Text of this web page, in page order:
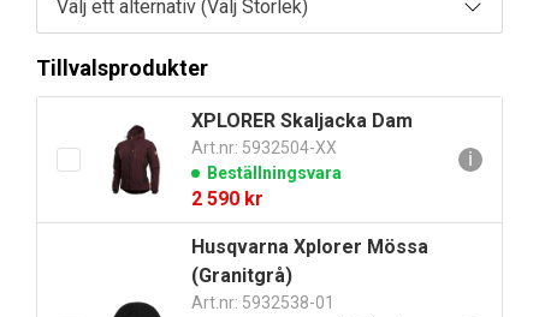
Tillvalsprodukter
XPLORER Skaljacka Dam
Art.nr: 5932504-XX
Beställningsvara
2 590 kr
ℹ
Husqvarna Xplorer Mössa
(Granitgrå)
Art.nr: 5932538-01